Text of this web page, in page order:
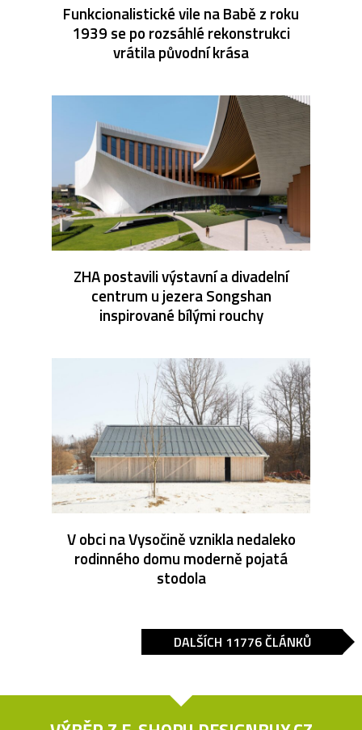
Funkcionalistické vile na Babě z roku
1939 se po rozsáhlé rekonstrukci
vrátila původní krása
ZHA postavili výstavní a divadelní
centrum u jezera Songshan
inspirované bílými rouchy
V obci na Vysočině vznikla nedaleko
rodinného domu moderně pojatá
stodola
DALŠÍCH 11776 ČLÁNKŮ